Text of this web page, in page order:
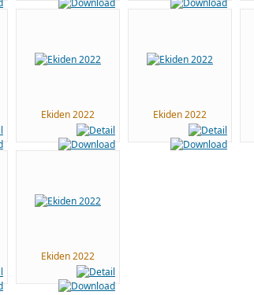
Ekiden 2022 Ekiden 2022
Ekiden 2022